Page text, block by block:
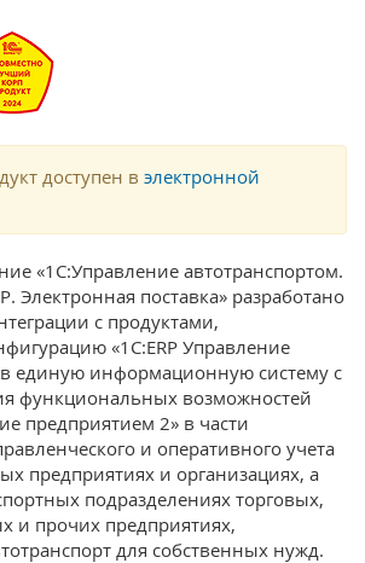
доступен в электронной
«1С:Управление автотранспортом.
Электронная поставка» разработано
с продуктами,
«1С:ERP Управление
единую информационную систему с
функциональных возможностей
предприятием 2» в части
и оперативного учета
предприятиях и организациях, а
подразделениях торговых,
и прочих предприятиях,
для собственных нужд.